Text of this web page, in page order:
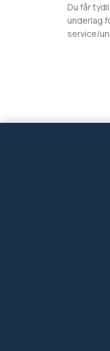
Du får
underlag
service/